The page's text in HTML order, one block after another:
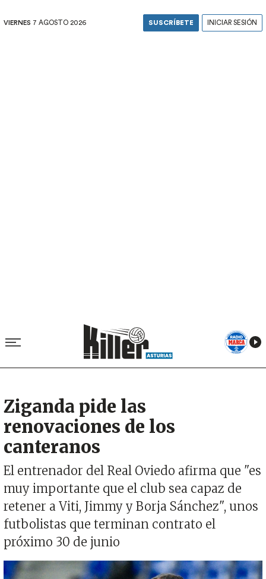
VIERNES 7 AGOSTO 2026 SUSCRÍBETE INICIAR SESIÓN
Ziganda pide las
renovaciones de los
canteranos
El entrenador del Real Oviedo afirma que "es
muy importante que el club sea capaz de
retener a Viti, Jimmy y Borja Sánchez", unos
futbolistas que terminan contrato el
próximo 30 de junio
Imagen